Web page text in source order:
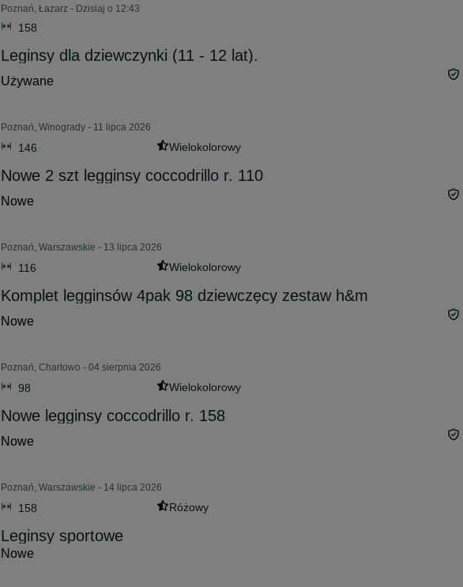
Poznań, Łazarz - Dzisiaj o 12:43
158
Leginsy dla dziewczynki (11 - 12 lat).
Używane
Poznań, Winogrady - 11 lipca 2026
146 Wielokolorowy
Nowe 2 szt legginsy coccodrillo r. 110
Nowe
Poznań, Warszawskie - 13 lipca 2026
116 Wielokolorowy
Komplet legginsów 4pak 98 dziewczęcy zestaw h&m
Nowe
Poznań, Chartowo - 04 sierpnia 2026
98 Wielokolorowy
Nowe legginsy coccodrillo r. 158
Nowe
Poznań, Warszawskie - 14 lipca 2026
158 Różowy
Leginsy sportowe
Nowe